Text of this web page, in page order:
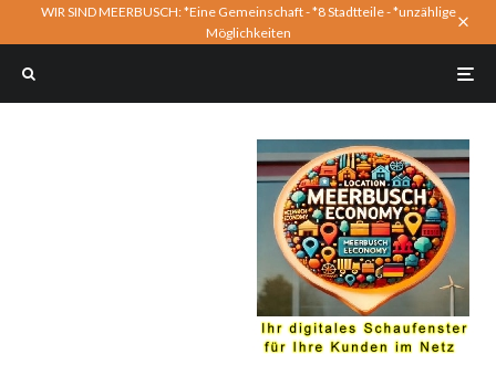
WIR SIND MEERBUSCH: *Eine Gemeinschaft - *8 Stadtteile - *unzählige
Möglichkeiten